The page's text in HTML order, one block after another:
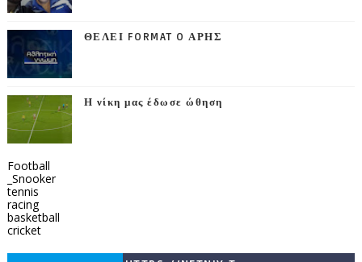
ΘΕΛΕΙ FORMAT O ΑΡΗΣ
Η νίκη μας έδωσε ώθηση
Football
_Snooker
tennis
racing
basketball
cricket